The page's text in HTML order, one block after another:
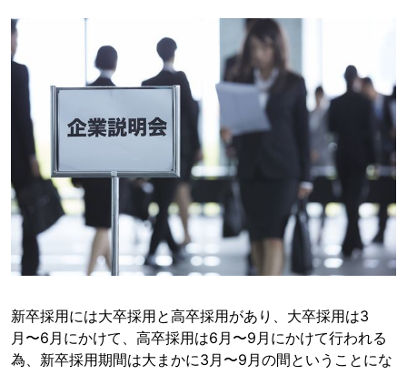
新卒採用には大卒採用と高卒採用があり、大卒採用は3
月〜6月にかけて、高卒採用は6月〜9月にかけて行われる
為、新卒採用期間は大まかに3月〜9月の間ということにな